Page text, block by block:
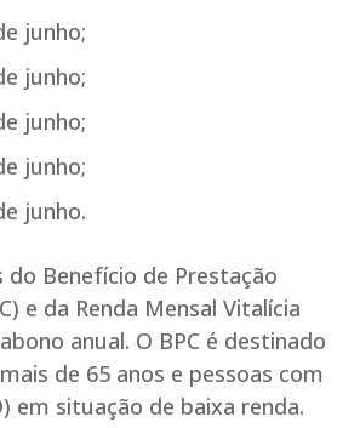
junho;
junho;
junho;
junho;
junho.
do Benefício de Prestação
e da Renda Mensal Vitalícia
anual. O BPC é destinado
de 65 anos e pessoas com
em situação de baixa renda.